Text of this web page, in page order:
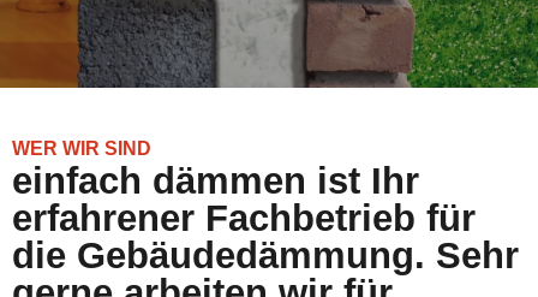
WER WIR SIND
einfach dämmen ist Ihr
erfahrener Fachbetrieb für
die Gebäudedämmung. Sehr